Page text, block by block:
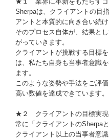
Sherpaは、クライアントの目
アントと本質的に向き合い続け
そのプロセス自体が、結果と
がっていきます。
クライアントが挑戦する目標
は、私たち自身も当事者意識
ます。
このような姿勢や手法をご評
高い数値を達成できています。
★２ クライアントの目標実現
常に「クライアントのSherpa
クライアント以上の当事者意